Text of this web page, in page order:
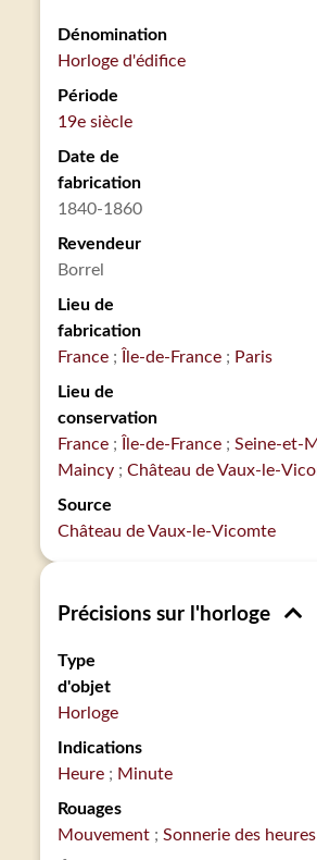
Dénomination
Horloge d'édifice
Période
19e siècle
Date de
fabrication
1840-1860
Revendeur
Borrel
Lieu de
fabrication
France
Île-de-France
Paris
Lieu de
conservation
France
Île-de-France
Seine-et-
Maincy
Château de Vaux-le-
Source
Château de Vaux-le-Vicomte
Précisions sur l'horloge
Type
d'objet
Horloge
Indications
Heure
Minute
Rouages
Mouvement
Sonnerie des heures